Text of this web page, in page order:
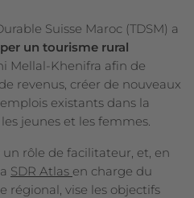
Suisse Maroc (TDSM) a
un tourisme rural
Mellal-Khenifra afin de
revenus, créer de nouveaux
existants dans la
jeunes et les femmes.
rôle de facilitateur, et, en
SDR Atlas en charge du
régional, vise les objectifs